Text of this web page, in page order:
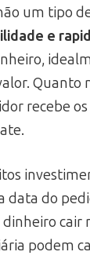
um tipo
e
Quanto
recebe
data do
cair
podem